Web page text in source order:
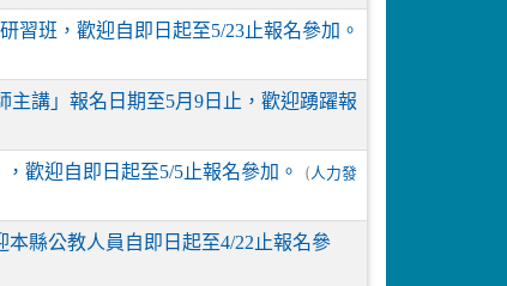
習班，歡迎自即日起至5/23止報名參加。
主講」報名日期至5月9日止，歡迎踴躍報
歡迎自即日起至5/5止報名參加。 ( 人力發
縣公教人員自即日起至4/22止報名參